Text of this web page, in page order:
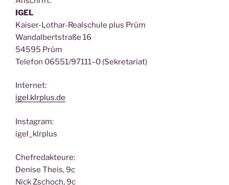
IGEL
Kai­ser-Lothar-Real­schu­le plus Prüm
Wan­dal­bert­stra­ße 16
54595 Prüm
Tele­fon 06551/97111–0 (Sekre­ta­ri­at)
Inter­net:
igel.klrplus.de
Insta­gram:
igel_klrplus
Chef­re­dak­teu­re:
Deni­se Theis, 9c
Nick Zscho­ch, 9c